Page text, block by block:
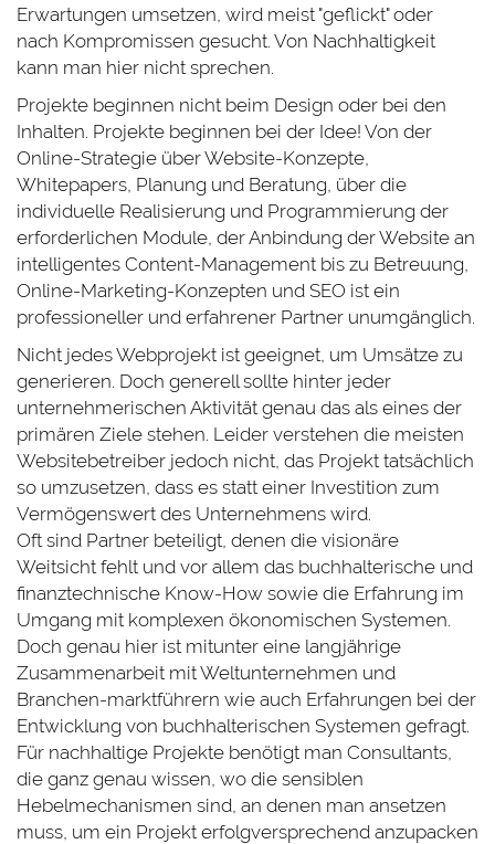
Erwartungen umsetzen, wird meist "geflickt" oder
nach Kompromissen gesucht. Von Nachhaltigkeit
kann man hier nicht sprechen.
Projekte beginnen nicht beim Design oder bei den
Inhalten. Projekte beginnen bei der Idee! Von der
Online-Strategie über Website-Konzepte,
Whitepapers, Planung und Beratung, über die
individuelle Realisierung und Programmierung der
erforderlichen Module, der Anbindung der Website an
intelligentes Content-Management bis zu Betreuung,
Online-Marketing-Konzepten und SEO ist ein
professioneller und erfahrener Partner unumgänglich.
Nicht jedes Webprojekt ist geeignet, um Umsätze zu
generieren. Doch generell sollte hinter jeder
unternehmerischen Aktivität genau das als eines der
primären Ziele stehen. Leider verstehen die meisten
Websitebetreiber jedoch nicht, das Projekt tatsächlich
so umzusetzen, dass es statt einer Investition zum
Vermögenswert des Unternehmens wird.
Oft sind Partner beteiligt, denen die visionäre
Weitsicht fehlt und vor allem das buchhalterische und
finanztechnische Know-How sowie die Erfahrung im
Umgang mit komplexen ökonomischen Systemen.
Doch genau hier ist mitunter eine langjährige
Zusammenarbeit mit Weltunternehmen und
Branchen-marktführern wie auch Erfahrungen bei der
Entwicklung von buchhalterischen Systemen gefragt.
Für nachhaltige Projekte benötigt man Consultants,
die ganz genau wissen, wo die sensiblen
Hebelmechanismen sind, an denen man ansetzen
muss, um ein Projekt erfolgversprechend anzupacken